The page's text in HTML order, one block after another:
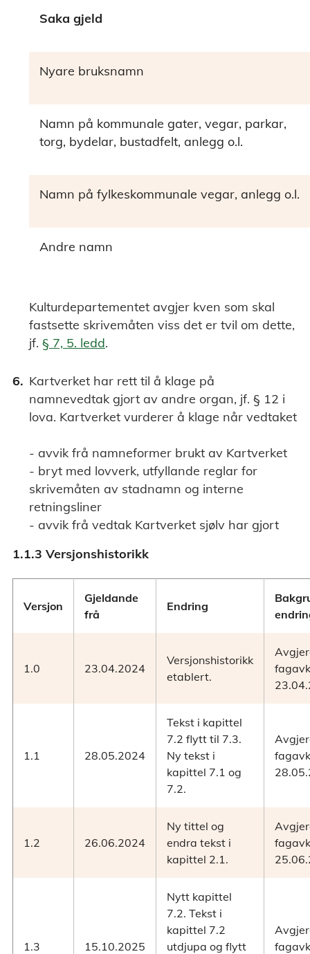
Saka gjeld
Nyare bruksnamn
Namn på kommunale gater, vegar, parkar,
torg, bydelar, bustadfelt, anlegg o.l.
Namn på fylkeskommunale vegar, anlegg o.l.
Andre namn
Kulturdepartementet avgjer kven som skal
fastsette skrivemåten viss det er tvil om dette,
jf. § 7, 5. ledd.
Kartverket har rett til å klage på
namnevedtak gjort av andre organ, jf. § 12 i
lova. Kartverket vurderer å klage når vedtaket
- avvik frå namneformer brukt av Kartverket
- bryt med lovverk, utfyllande reglar for
skrivemåten av stadnamn og interne
retningsliner
- avvik frå vedtak Kartverket sjølv har gjort
1.1.3 Versjonshistorikk
Versjon
Gjeldande
frå
Endring
1.0 23.04.2024
Versjonshistorikk
etablert.
1.1 28.05.2024
Tekst i kapittel
7.2 flytt til 7.3.
Ny tekst i
kapittel 7.1 og
7.2.
1.2 26.06.2024
Ny tittel og
endra tekst i
kapittel 2.1.
1.3 15.10.2025
Nytt kapittel
7.2. Tekst i
kapittel 7.2
utdjupa og flytt